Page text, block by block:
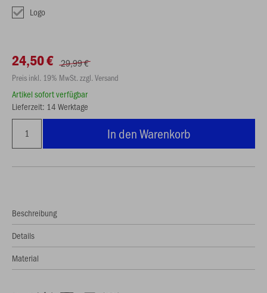
Logo
24,50 € 29,99 €
Preis inkl. 19% MwSt. zzgl. Versand
Artikel sofort verfügbar
Lieferzeit: 14 Werktage
In den Warenkorb
Beschreibung
Details
Material